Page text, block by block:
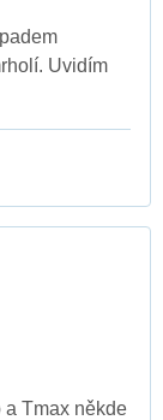
Uvidím
Tmax někde